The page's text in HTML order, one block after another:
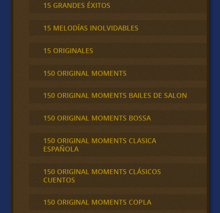
15 GRANDES ÉXITOS
15 MELODÍAS INOLVIDABLES
15 ORIGINALES
150 ORIGINAL MOMENTS
150 ORIGINAL MOMENTS BAILES DE SALON
150 ORIGINAL MOMENTS BOSSA
150 ORIGINAL MOMENTS CLASICA
ESPAÑOLA
150 ORIGINAL MOMENTS CLÁSICOS
CUENTOS
150 ORIGINAL MOMENTS COPLA